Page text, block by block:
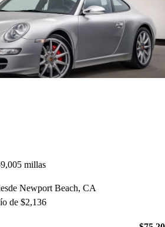
millas
Newport Beach, CA
de $2,136